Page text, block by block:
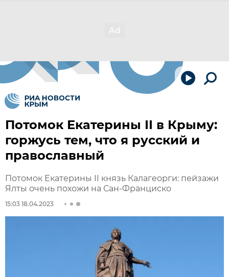
Потомок Екатерины II в Крыму:
горжусь тем, что я русский и
православный
Потомок Екатерины II князь Калагеорги: пейзажи
Ялты очень похожи на Сан-Франциско
15:03 18.04.2023